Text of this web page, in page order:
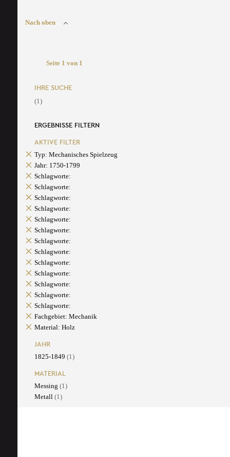
Nach oben
Seite 1 von 1
IHRE SUCHE
(1)
ERGEBNISSE FILTERN
AKTIVE FILTER
Typ: Mechanisches Spielzeug
Jahr: 1750-1799
Schlagworte:
Schlagworte:
Schlagworte:
Schlagworte:
Schlagworte:
Schlagworte:
Schlagworte:
Schlagworte:
Schlagworte:
Schlagworte:
Schlagworte:
Schlagworte:
Schlagworte:
Fachgebiet: Mechanik
Material: Holz
JAHR
1825-1849 (1)
MATERIAL
Messing (1)
Metall (1)